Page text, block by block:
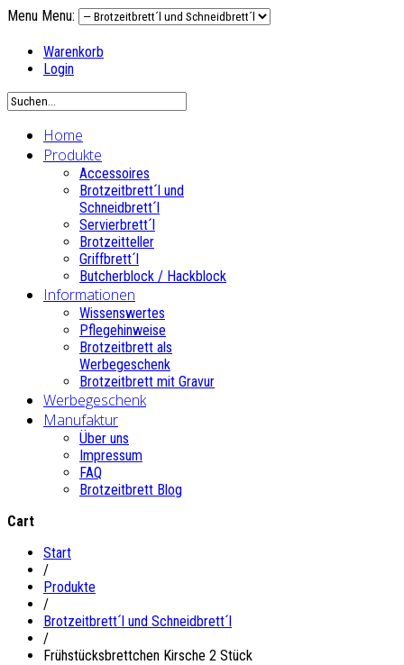
Menu Menu:
Warenkorb
Login
Home
Produkte
Accessoires
Brotzeitbrett´l und
Schneidbrett´l
Servierbrett´l
Brotzeitteller
Griffbrett´l
Butcherblock / Hackblock
Informationen
Wissenswertes
Pflegehinweise
Brotzeitbrett als
Werbegeschenk
Brotzeitbrett mit Gravur
Werbegeschenk
Manufaktur
Über uns
Impressum
FAQ
Brotzeitbrett Blog
Cart
Start
/
Produkte
/
Brotzeitbrett´l und Schneidbrett´l
/
Frühstücksbrettchen Kirsche 2 Stück